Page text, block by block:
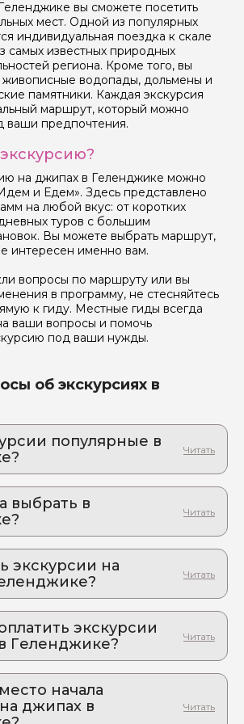
вы сможете посетить
мест. Одной из популярных
индивидуальная поездка к скале
самых известных природных
региона. Кроме того, вы
живописные водопады, дольмены и
памятники. Каждая экскурсия
маршрут, который можно
ваши предпочтения.
экскурсию?
на джипах в Геленджике можно
и Едем». Здесь представлено
на любой вкус: от коротких
туров с большим
Вы можете выбрать маршрут,
интересен именно вам.
вопросы по маршруту или вы
в программу, не стесняйтесь
к гиду. Местные гиды всегда
ваши вопросы и помочь
под ваши нужды.
об экскурсиях в
популярные в
Геленджика
к месту силы в Геленджике
магию черноморского
к скале Парус
Геленджика
выбрать в
экскурсии на
на которую вы хотите
через чат на сайте
укажите дату и время
экскурсии
Геленджике?
сайте. Вы вносите
9% до 19% от стоимости
начала
джипах в